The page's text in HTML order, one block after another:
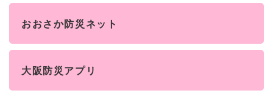
おおさか防災ネット
大阪防災アプリ